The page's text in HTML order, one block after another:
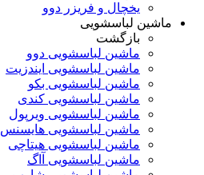
یخچال و فریزر دوو
ماشین لباسشویی
بازگشت
ماشین لباسشویی دوو
ماشین لباسشویی ایندزیت
ماشین لباسشویی بکو
ماشین لباسشویی کندی
ماشین لباسشویی ویرپول
ماشین لباسشویی هایسنس
ماشین لباسشویی هیتاچی
ماشین لباسشویی آاگ